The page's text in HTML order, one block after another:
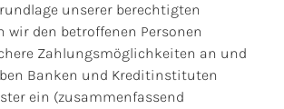
unserer berechtigten
wir den betroffenen Personen
Zahlungsmöglichkeiten an und
Banken und Kreditinstituten
ein (zusammenfassend